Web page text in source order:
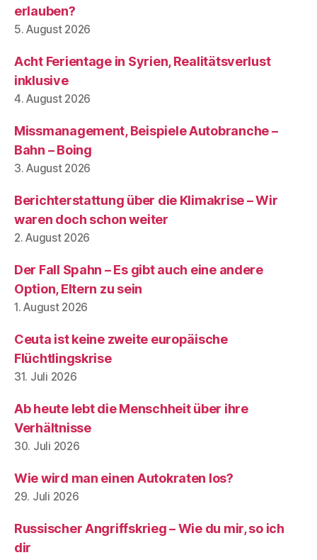
erlauben?
5. August 2026
Acht Ferientage in Syrien, Realitätsverlust
inklusive
4. August 2026
Missmanagement, Beispiele Autobranche –
Bahn – Boing
3. August 2026
Berichterstattung über die Klimakrise – Wir
waren doch schon weiter
2. August 2026
Der Fall Spahn – Es gibt auch eine andere
Option, Eltern zu sein
1. August 2026
Ceuta ist keine zweite europäische
Flüchtlingskrise
31. Juli 2026
Ab heute lebt die Menschheit über ihre
Verhältnisse
30. Juli 2026
Wie wird man einen Autokraten los?
29. Juli 2026
Russischer Angriffskrieg – Wie du mir, so ich
dir